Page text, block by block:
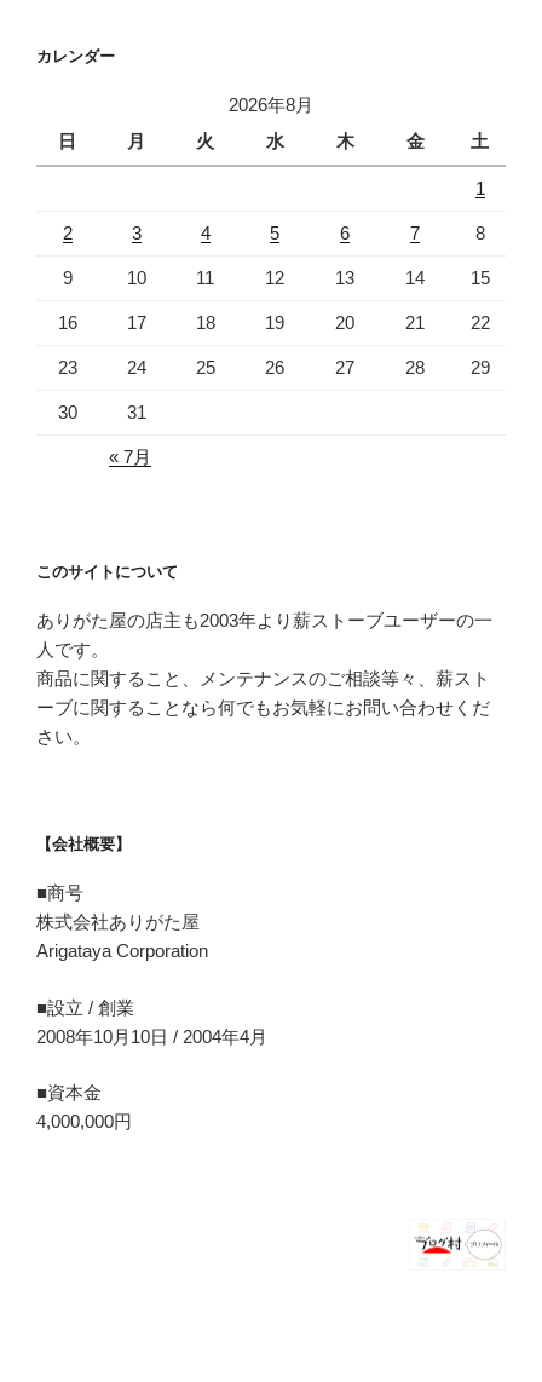
カレンダー
2026年8月
日
月 火 水 木 金 土
1
2 3 4 5 6 7 8
9 10 11 12 13 14 15
16 17 18 19 20 21 22
23 24 25 26 27 28 29
30 31
« 7月
このサイトについて
ありがた屋の店主も2003年より薪ストーブユーザーの一
人です。
商品に関すること、メンテナンスのご相談等々、薪スト
ーブに関することなら何でもお気軽にお問い合わせくだ
さい。
【会社概要】
■商号
株式会社ありがた屋
Arigataya Corporation
■設立 / 創業
2008年10月10日 / 2004年4月
■資本金
4,000,000円